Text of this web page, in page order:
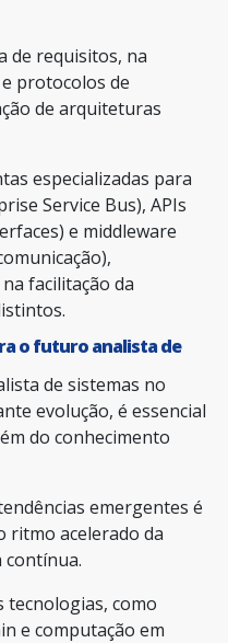
de requisitos, na
protocolos de
de arquiteturas
especializadas para
Service Bus), APIs
e middleware
facilitação da
o futuro analista de
de sistemas no
evolução, é essencial
do conhecimento
emergentes é
ritmo acelerado da
tecnologias, como
e computação em